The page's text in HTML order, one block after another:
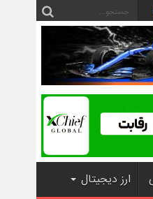
ارز دیجیتال